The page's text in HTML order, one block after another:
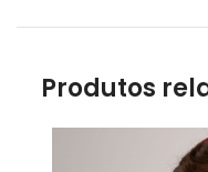
Produtos